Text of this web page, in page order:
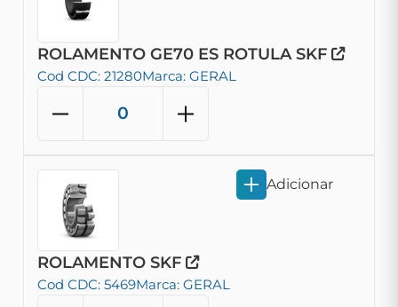
ROLAMENTO GE70 ES ROTULA SKF
Cod CDC: 21280Marca: GERAL
ROLAMENTO SKF
Cod CDC: 5469Marca: GERAL
Adicionar